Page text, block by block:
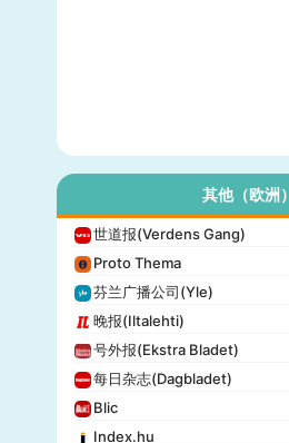
其他（欧洲）
世道报(Verdens Gang)
Proto Thema
芬兰广播公司(Yle)
晚报(Iltalehti)
号外报(Ekstra Bladet)
每日杂志(Dagbladet)
Blic
Index.hu